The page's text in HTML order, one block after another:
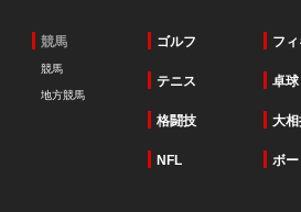
競馬
競馬
地方競馬
ゴルフ フ
テニス 卓球
格闘技 大
NFL ボ